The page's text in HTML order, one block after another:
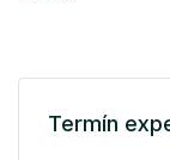
Termín